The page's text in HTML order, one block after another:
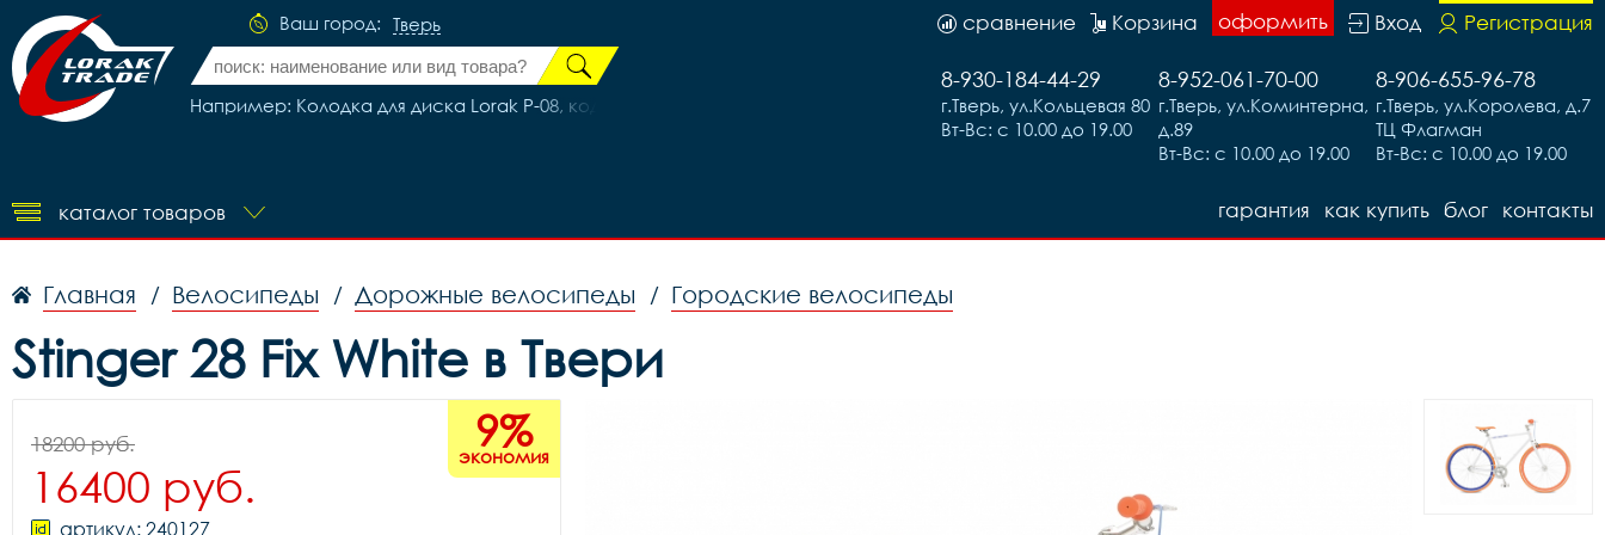
Ваш город: Тверь
Например: Колодка для диска Lorak P-08, код 40927
Регистрация
Вход
оформить
Корзина
сравнение
8-906-655-96-78
г.Тверь, ул.Королева, д.7
ТЦ Флагман
Вт-Вс: с 10.00 до 19.00
8-952-061-70-00
г.Тверь, ул.Коминтерна,
д.89
Вт-Вс: с 10.00 до 19.00
8-930-184-44-29
г.Тверь, ул.Кольцевая 80
Вт-Вс: с 10.00 до 19.00
каталог товаров контакты
блог
как купить
гарантия
Главная / Велосипеды / Дорожные велосипеды / Городские велосипеды
Stinger 28 Fix White в Твери
9%
экономия
18200 руб.
16400 руб.
артикул: 240127